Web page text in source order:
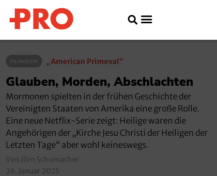
FILMKRITIK „American Primeval“
Glauben, Morden, Abschlachten
Mormonen spielten in der frühen Geschichte der
Vereinigten Staaten von Amerika eine große Rolle.
Eine neue Netflix-Serie zeigt: Heilige waren die
Angehörigen der „Kirche Jesu Christi der Heiligen der
Letzten Tage“ aber wohl keineswegs.
Von Jörn Schumacher
26. Januar 2025